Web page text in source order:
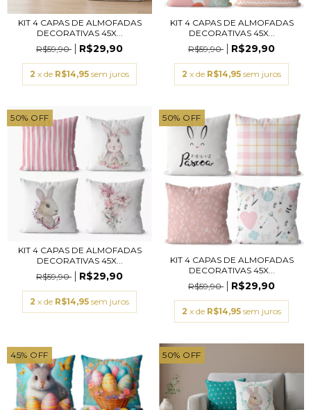
KIT 4 CAPAS DE ALMOFADAS
DECORATIVAS 45X...
R$59,90
R$29,90
2 x de R$14,95 sem juros
KIT 4 CAPAS DE ALMOFADAS
DECORATIVAS 45X...
R$59,90
R$29,90
2 x de R$14,95 sem juros
50% OFF
KIT 4 CAPAS DE ALMOFADAS
DECORATIVAS 45X...
R$59,90
R$29,90
2 x de R$14,95 sem juros
50% OFF
KIT 4 CAPAS DE ALMOFADAS
DECORATIVAS 45X...
R$59,90
R$29,90
2 x de R$14,95 sem juros
45% OFF 50% OFF